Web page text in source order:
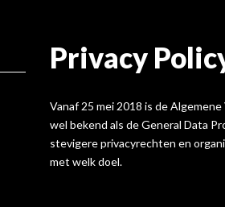
Privacy
Vanaf 25 mei 2018 is de
wel bekend als de General Data
stevigere privacyrechten en
met welk doel.